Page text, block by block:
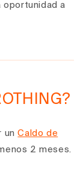
oportunidad a
unCaldo de
2 meses.